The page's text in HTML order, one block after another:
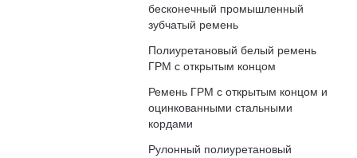
бесконечный промышленный
зубчатый ремень
Полиуретановый белый ремень
ГРМ с открытым концом
Ремень ГРМ с открытым концом и
оцинкованными стальными
кордами
Рулонный полиуретановый